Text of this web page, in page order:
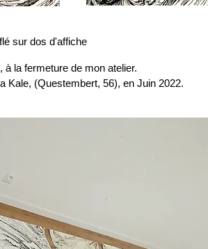
sur dos d'affiche
la fermeture de mon atelier.
Kale, (Questembert, 56), en Juin 2022.